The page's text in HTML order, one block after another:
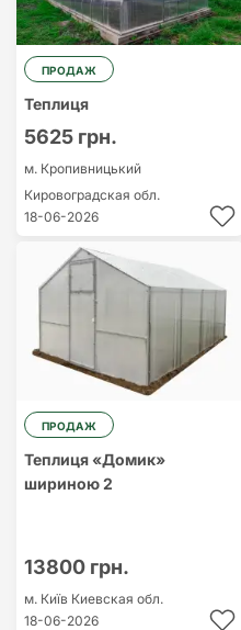
ПРОДАЖ
Теплиця
5625 грн.
м. Кропивницький
Кировоградская обл.
18-06-2026
ПРОДАЖ
Теплиця «Домик»
шириною 2
13800 грн.
м. Київ Киевская обл.
18-06-2026